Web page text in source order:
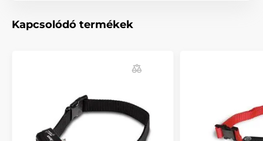
Tartozékok kerítéshez
Kapcsolódó termékek